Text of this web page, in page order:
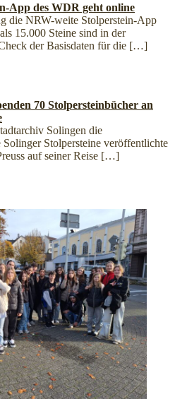
App des WDR geht online
die NRW-weite Stolperstein-App
15.000 Steine sind in der
der Basisdaten für die […]
70 Stolpersteinbücher an
Solingen die
Stolpersteine veröffentlichte
auf seiner Reise […]